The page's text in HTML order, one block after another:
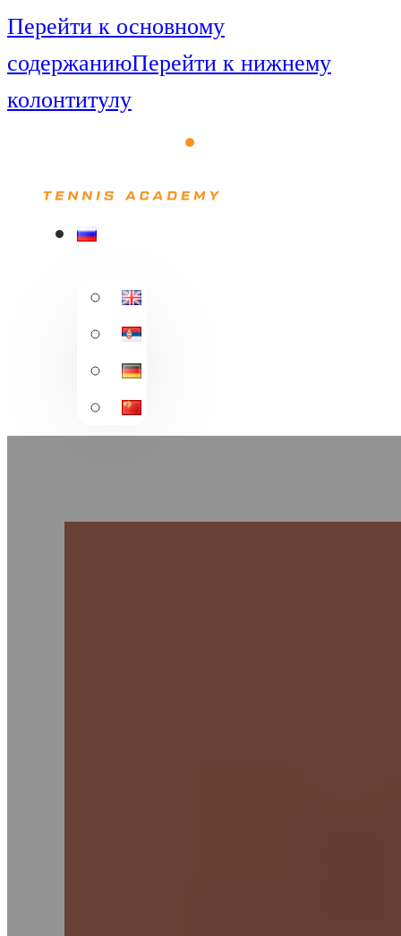
Перейти к основному
содержаниюПерейти к нижнему
колонтитулу